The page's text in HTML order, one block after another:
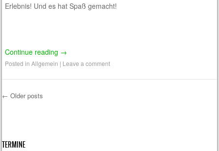
Erlebnis! Und es hat Spaß gemacht!
Continue reading →
Posted inAllgemein | Leave a comment
← Older posts
TERMINE